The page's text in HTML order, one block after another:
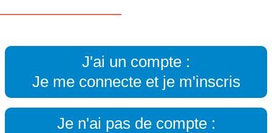
J'ai un compte :
Je me connecte et je m'inscris
Je n'ai pas de compte :